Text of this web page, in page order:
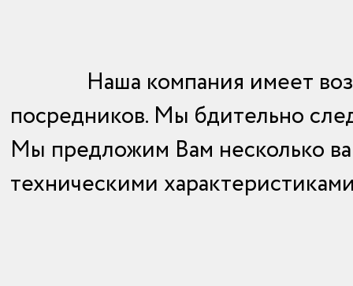
Наша компания имеет
посредников. Мы бдительно
Мы предложим Вам несколько
техническими